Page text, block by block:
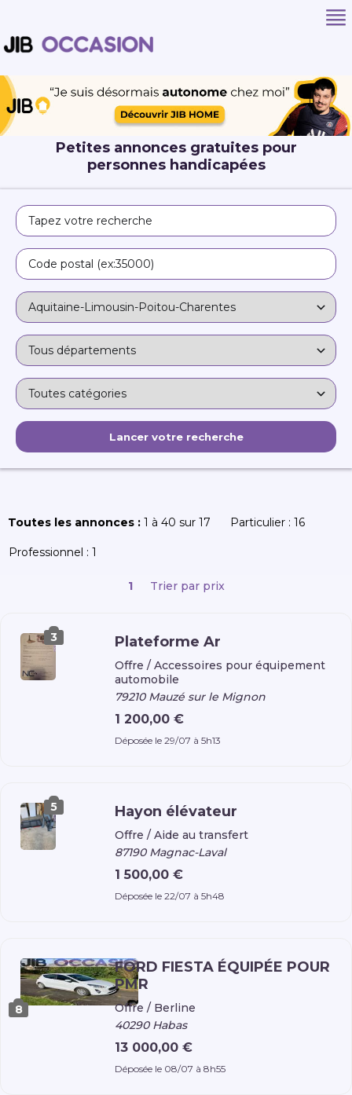
Petites annonces gratuites pour
personnes handicapées
Toutes les annonces : 1 à 40 sur 17 Particulier : 16
Professionnel : 1
1 Trier par prix
3 Plateforme Ar
Offre / Accessoires pour équipement
automobile
79210 Mauzé sur le Mignon
1 200,00 €
Déposée le 29/07 à 5h13
5 Hayon élévateur
Offre / Aide au transfert
87190 Magnac-Laval
1 500,00 €
Déposée le 22/07 à 5h48
8
FORD FIESTA ÉQUIPÉE POUR
PMR
Offre / Berline
40290 Habas
13 000,00 €
Déposée le 08/07 à 8h55